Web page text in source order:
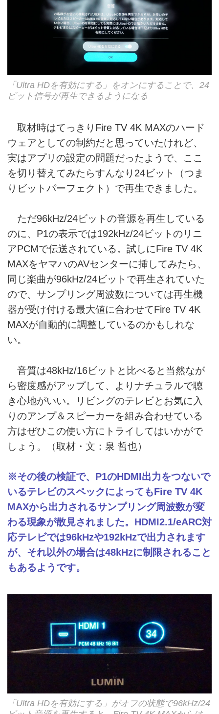
「Ultra HDを有効にする」をオンにすることで、24
ビット信号が再生できるようになる
取材時はてっきりFire TV 4K MAXのハード
ウェアとしての制約だと思っていたけれど、
実はアプリの設定の問題だったようで、ここ
を切り替えてみたらすんなり24ビット（つま
りビットパーフェクト）で再生できました。
ただ96kHz/24ビットの音源を再生している
のに、P1の表示では192kHz/24ビットのリニ
アPCMで伝送されている。試しにFire TV 4K
MAXをヤマハのAVセンターに挿してみたら、
同じ楽曲が96kHz/24ビットで再生されていた
ので、サンプリング周波数については再生機
器が受け付ける最大値に合わせてFire TV 4K
MAXが自動的に調整しているのかもしれな
い。
音質は48kHz/16ビットと比べると当然なが
ら密度感がアップして、よりナチュラルで聴
き心地がいい。リビングのテレビとお気に入
りのアンプ＆スピーカーを組み合わせている
方はぜひこの使い方にトライしてはいかがで
しょう。（取材・文：泉 哲也）
※その後の検証で、P1のHDMI出力をつないで
いるテレビのスペックによってもFire TV 4K
MAXから出力されるサンプリング周波数が変
わる現象が散見されました。HDMI2.1/eARC対
応テレビでは96kHzや192kHzで出力されます
が、それ以外の場合は48kHzに制限されること
もあるようです。
「Ultra HDを有効にする」がオフの状態で96kHz/24